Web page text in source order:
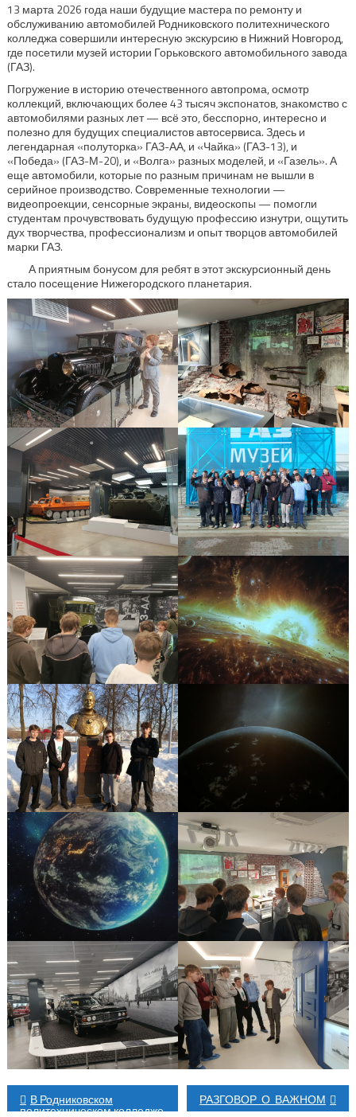
13 марта 2026 года наши будущие мастера по ремонту и
обслуживанию автомобилей Родниковского политехнического
колледжа совершили интересную экскурсию в Нижний Новгород,
где посетили музей истории Горьковского автомобильного завода
(ГАЗ).
Погружение в историю отечественного автопрома, осмотр
коллекций, включающих более 43 тысяч экспонатов, знакомство с
автомобилями разных лет — всё это, бесспорно, интересно и
полезно для будущих специалистов автосервиса. Здесь и
легендарная «полуторка» ГАЗ-АА, и «Чайка» (ГАЗ-13), и
«Победа» (ГАЗ-М-20), и «Волга» разных моделей, и «Газель». А
еще автомобили, которые по разным причинам не вышли в
серийное производство. Современные технологии —
видеопроекции, сенсорные экраны, видеоскопы — помогли
студентам прочувствовать будущую профессию изнутри, ощутить
дух творчества, профессионализм и опыт творцов автомобилей
марки ГАЗ.
А приятным бонусом для ребят в этот экскурсионный день
стало посещение Нижегородского планетария.
Навигация
В Родниковском
политехническом колледже
РАЗГОВОР О ВАЖНОМ